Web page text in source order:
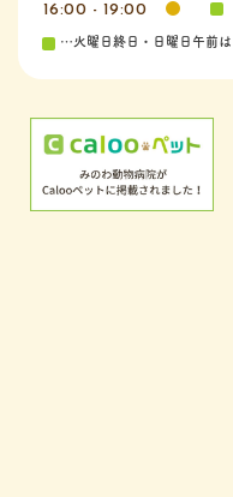
16:00 - 19:00
…火曜日終日・日曜日午前は